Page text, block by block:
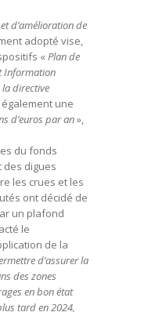
d’amélioration de
adopté vise,
« Plan de
Information
directive
une
d’euros par an»,
du fonds
des digues
les crues et les
ont décidé de
un plafond
le
de la
d’assurer la
des zones
en bon état
tard en 2024,